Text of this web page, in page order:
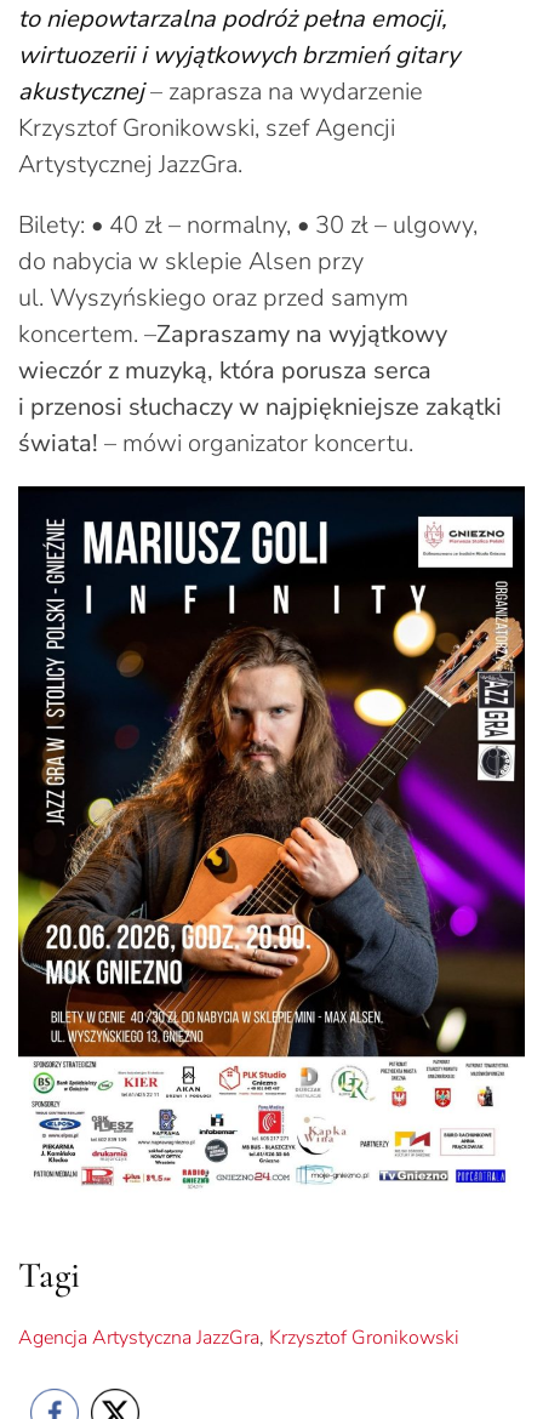
to niepowtarzalna podróż pełna emocji,
wirtuozerii i wyjątkowych brzmień gitary
akustycznej– zaprasza na wydarzenie
Krzysztof Gronikowski, szef Agencji
Artystycznej JazzGra.
Bilety: • 40 zł – normalny, • 30 zł – ulgowy,
do nabycia w sklepie Alsen przy
ul. Wyszyńskiego oraz przed samym
koncertem. –Zapraszamy na wyjątkowy
wieczór z muzyką, która porusza serca
i przenosi słuchaczy w najpiękniejsze zakątki
świata! – mówi organizator koncertu.
Tagi
Agencja Artystyczna JazzGra, Krzysztof Gronikowski